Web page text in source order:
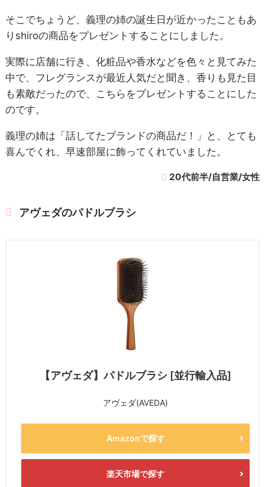
そこでちょうど、義理の姉の誕生日が近かったこともあ
りshiroの商品をプレゼントすることにしました。
実際に店舗に行き、化粧品や香水などを色々と見てみた
中で、フレグランスが最近人気だと聞き、香りも見た目
も素敵だったので、こちらをプレゼントすることにした
のです。
義理の姉は「話してたブランドの商品だ！」と、とても
喜んでくれ、早速部屋に飾ってくれていました。
20代前半/自営業/女性
アヴェダのパドルブラシ
【アヴェダ】パドルブラシ [並行輸入品]
アヴェダ(AVEDA)
Amazonで探す
楽天市場で探す